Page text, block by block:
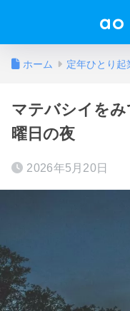
ホーム 定年ひとり起
マテバシイを
曜日の夜
2026年5月20日